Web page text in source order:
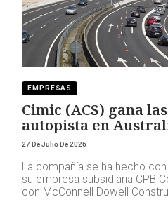
EMPRESAS
Cimic (ACS) gana
autopista en
27 De Julio De 2026
La compañía se ha hecho
su empresa subsidiaria CPB
con McConnell Dowell